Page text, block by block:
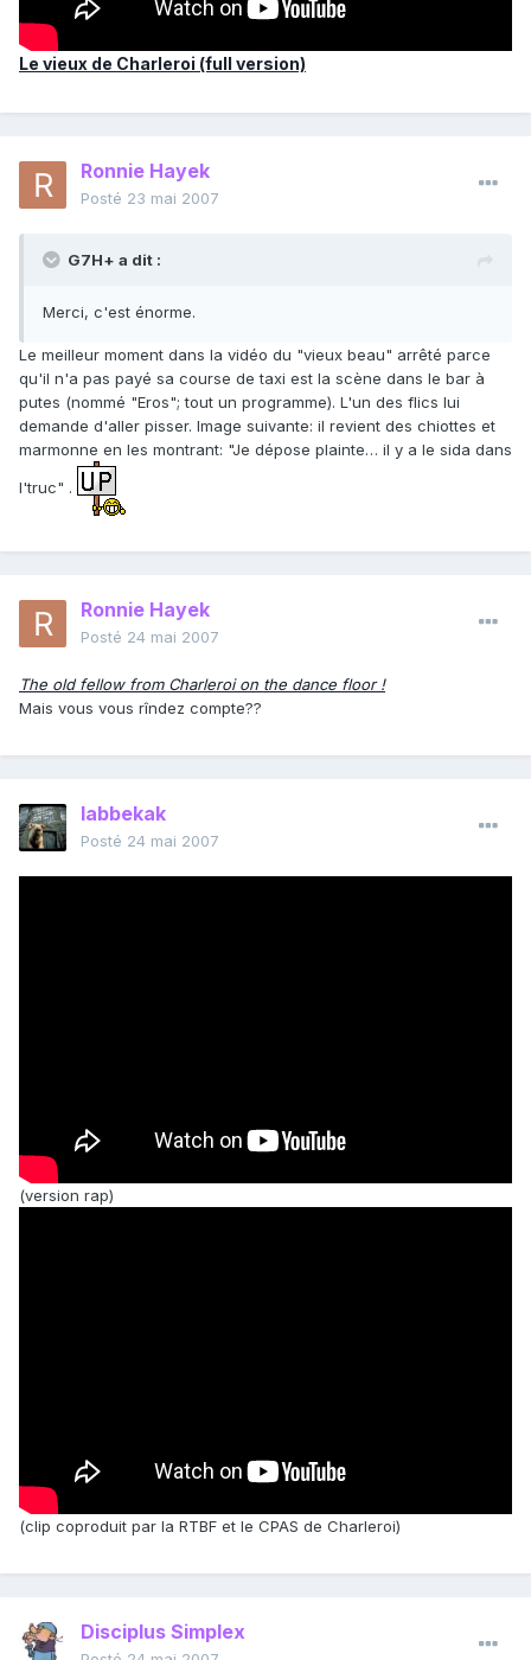
Le vieux de Charleroi (full version)
Ronnie Hayek
Posté 23 mai 2007
G7H+ a dit :
Merci, c'est énorme.
Le meilleur moment dans la vidéo du "vieux beau" arrêté parce
qu'il n'a pas payé sa course de taxi est la scène dans le bar à
putes (nommé "Eros"; tout un programme). L'un des flics lui
demande d'aller pisser. Image suivante: il revient des chiottes et
marmonne en les montrant: "Je dépose plainte… il y a le sida dans
l'truc" .
Ronnie Hayek
Posté 24 mai 2007
The old fellow from Charleroi on the dance floor !
Mais vous vous rîndez compte??
labbekak
Posté 24 mai 2007
(version rap)
(clip coproduit par la RTBF et le CPAS de Charleroi)
Disciplus Simplex